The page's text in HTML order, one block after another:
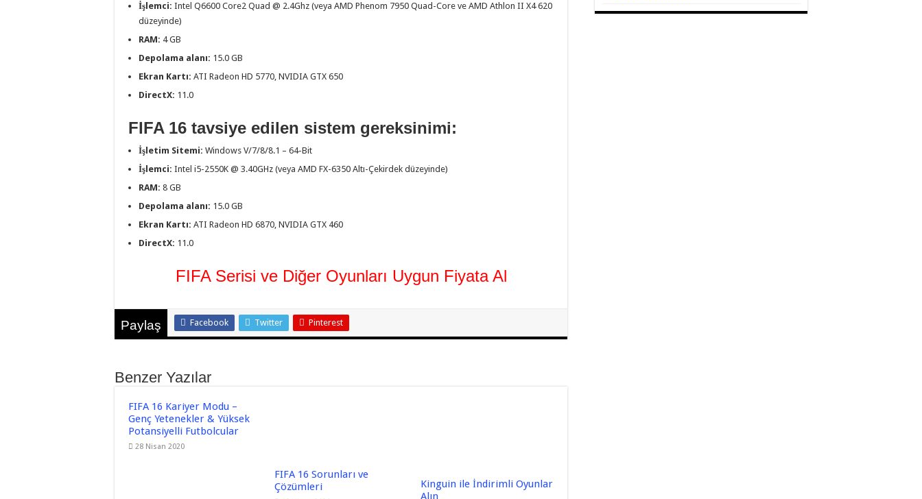
İşlemci: Intel Q6600 Core2 Quad @ 2.4Ghz (veya AMD Phenom 7950 Quad-Core ve AMD Athlon II X4 620
düzeyinde)
RAM: 4 GB
Depolama alanı: 15.0 GB
Ekran Kartı: ATI Radeon HD 5770, NVIDIA GTX 650
DirectX: 11.0
FIFA 16 tavsiye edilen sistem gereksinimi:
İşletim Sitemi: Windows V/7/8/8.1 – 64-Bit
İşlemci: Intel i5-2550K @ 3.40GHz (veya AMD FX-6350 Altı-Çekirdek düzeyinde)
RAM: 8 GB
Depolama alanı: 15.0 GB
Ekran Kartı: ATI Radeon HD 6870, NVIDIA GTX 460
DirectX: 11.0
FIFA Serisi ve Diğer Oyunları Uygun Fiyata Al
Paylaş Facebook Twitter Pinterest
Benzer Yazılar
FIFA 16 Kariyer Modu –
Genç Yetenekler & Yüksek
Potansiyelli Futbolcular
28 Nisan 2020
FIFA 16 Sorunları ve
Çözümleri
Kinguin ile İndirimli Oyunlar
Alın